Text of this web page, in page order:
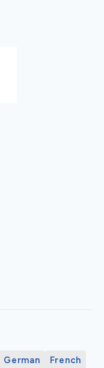
German French